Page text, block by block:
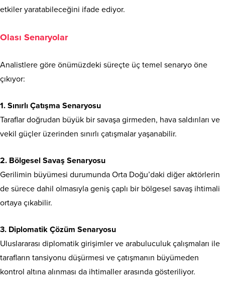
etkiler yaratabileceğini ifade ediyor.
Olası Senaryolar
Analistlere göre önümüzdeki süreçte üç temel senaryo öne
çıkıyor:
1. Sınırlı Çatışma Senaryosu
Taraflar doğrudan büyük bir savaşa girmeden, hava saldırıları ve
vekil güçler üzerinden sınırlı çatışmalar yaşanabilir.
2. Bölgesel Savaş Senaryosu
Gerilimin büyümesi durumunda Orta Doğu’daki diğer aktörlerin
de sürece dahil olmasıyla geniş çaplı bir bölgesel savaş ihtimali
ortaya çıkabilir.
3. Diplomatik Çözüm Senaryosu
Uluslararası diplomatik girişimler ve arabuluculuk çalışmaları ile
tarafların tansiyonu düşürmesi ve çatışmanın büyümeden
kontrol altına alınması da ihtimaller arasında gösteriliyor.